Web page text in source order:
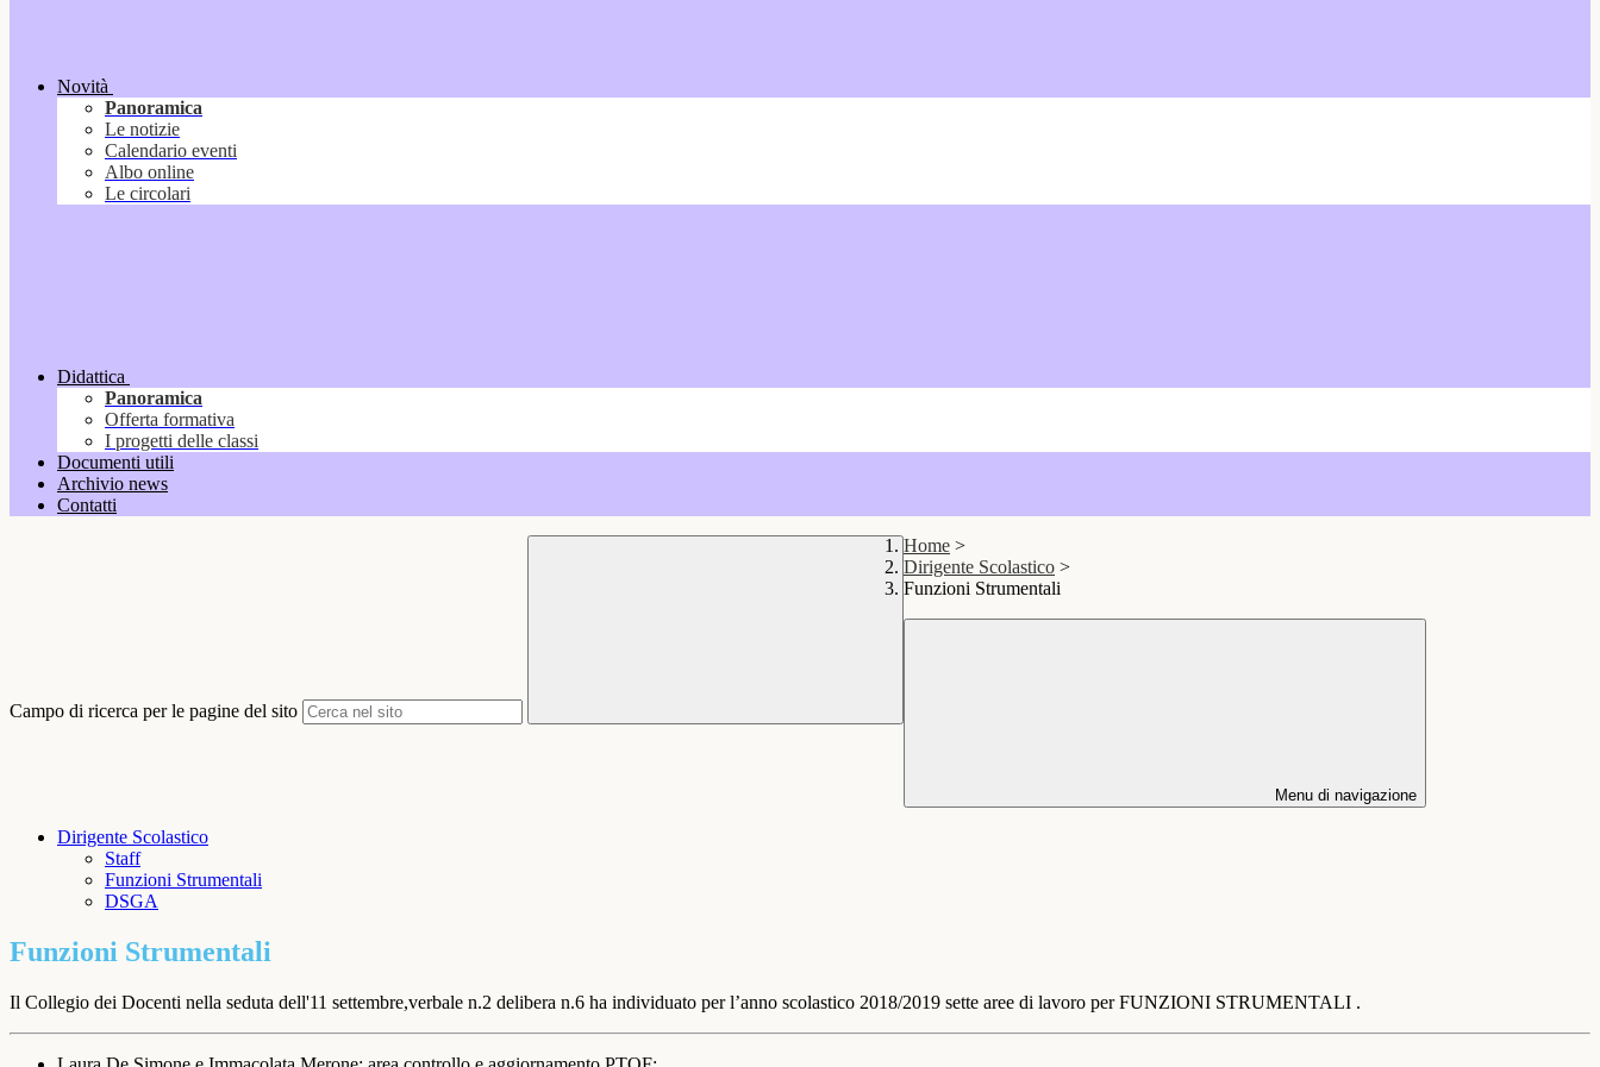
Novità
Panoramica
Le notizie
Calendario eventi
Albo online
Le circolari
Didattica
Panoramica
Offerta formativa
I progetti delle classi
Documenti utili
Archivio news
Contatti
Campo di ricerca per le pagine del sito
Home >
Dirigente Scolastico >
Funzioni Strumentali
Menu di navigazione
Dirigente Scolastico
Staff
Funzioni Strumentali
DSGA
Funzioni Strumentali
Il Collegio dei Docenti nella seduta dell'11 settembre,verbale n.2 delibera n.6 ha individuato per l’anno scolastico 2018/2019 sette aree di lavoro per FUNZIONI STRUMENTALI .